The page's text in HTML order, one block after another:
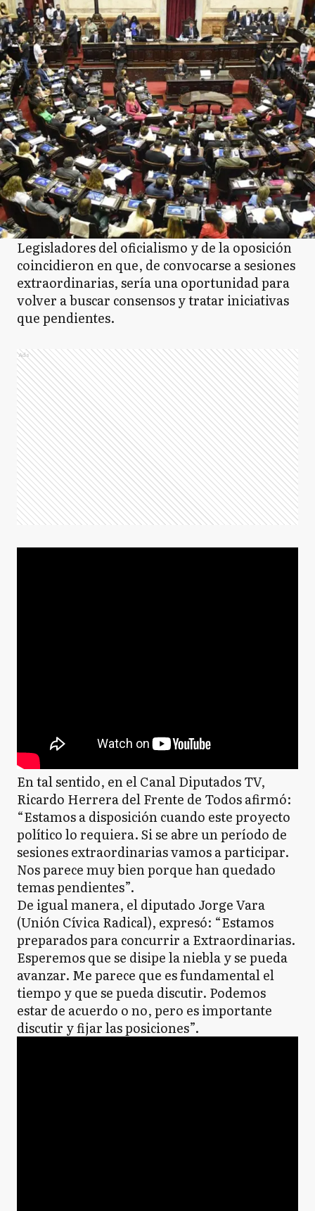
Legisladores del oficialismo y de la oposición
coincidieron en que, de convocarse a sesiones
extraordinarias, sería una oportunidad para
volver a buscar consensos y tratar iniciativas
que pendientes.
Ads
En tal sentido, en el Canal Diputados TV,
Ricardo Herrera del Frente de Todos afirmó:
“Estamos a disposición cuando este proyecto
político lo requiera. Si se abre un período de
sesiones extraordinarias vamos a participar.
Nos parece muy bien porque han quedado
temas pendientes”.
De igual manera, el diputado Jorge Vara
(Unión Cívica Radical), expresó: “Estamos
preparados para concurrir a Extraordinarias.
Esperemos que se disipe la niebla y se pueda
avanzar. Me parece que es fundamental el
tiempo y que se pueda discutir. Podemos
estar de acuerdo o no, pero es importante
discutir y fijar las posiciones”.